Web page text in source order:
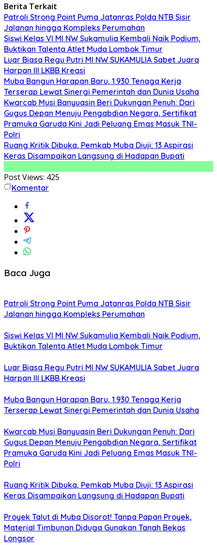
Berita Terkait
Patroli Strong Point Puma Jatanras Polda NTB Sisir
Jalanan hingga Kompleks Perumahan
Siswi Kelas VI MI NW Sukamulia Kembali Naik Podium,
Buktikan Talenta Atlet Muda Lombok Timur
Luar Biasa Regu Putri MI NW SUKAMULIA Sabet Juara
Harpan III LKBB Kreasi
Muba Bangun Harapan Baru, 1.930 Tenaga Kerja
Terserap Lewat Sinergi Pemerintah dan Dunia Usaha
Kwarcab Musi Banyuasin Beri Dukungan Penuh: Dari
Gugus Depan Menuju Pengabdian Negara, Sertifikat
Pramuka Garuda Kini Jadi Peluang Emas Masuk TNI-
Polri
Ruang Kritik Dibuka, Pemkab Muba Diuji: 13 Aspirasi
Keras Disampaikan Langsung di Hadapan Bupati
Post Views: 425
Komentar
Baca Juga
Patroli Strong Point Puma Jatanras Polda NTB Sisir
Jalanan hingga Kompleks Perumahan
Siswi Kelas VI MI NW Sukamulia Kembali Naik Podium,
Buktikan Talenta Atlet Muda Lombok Timur
Luar Biasa Regu Putri MI NW SUKAMULIA Sabet Juara
Harpan III LKBB Kreasi
Muba Bangun Harapan Baru, 1.930 Tenaga Kerja
Terserap Lewat Sinergi Pemerintah dan Dunia Usaha
Kwarcab Musi Banyuasin Beri Dukungan Penuh: Dari
Gugus Depan Menuju Pengabdian Negara, Sertifikat
Pramuka Garuda Kini Jadi Peluang Emas Masuk TNI-
Polri
Ruang Kritik Dibuka, Pemkab Muba Diuji: 13 Aspirasi
Keras Disampaikan Langsung di Hadapan Bupati
Proyek Talut di Muba Disorot! Tanpa Papan Proyek,
Material Timbunan Diduga Gunakan Tanah Bekas
Longsor